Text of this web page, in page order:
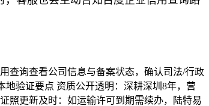
查询查看公司信息与备案状态，确认司法/行政
验证要点 资质公开透明：深耕深圳8年，营
照更新及时：如运输许可到期需续办，陆特易